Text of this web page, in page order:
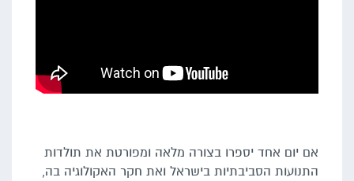
אם יום אחד יספרו בצורה מלאה ומפורטת את תולדות
התנועות הסביבתיות בישראל ואת חקר האקולוגיה בה,